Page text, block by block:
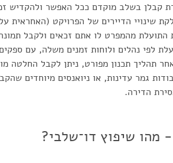
קבלן בשלב מוקדם ככל האפשר ולהקדיש
שינויי הדיירים של הפרויקט (האחראית
מהמפרט לו אתם זכאים ולקבל
לפי נהלים ולוחות זמנים משלה, עם
תהליך תכנון מפורט, ניתן לקבל החלטה
גמר עדינות, או ניואנסים מיוחדים
הדירה.
מהו שיפוץ דו־שלבי?